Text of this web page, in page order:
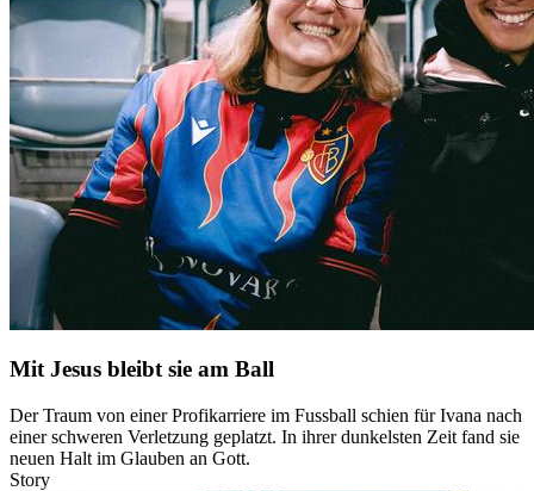
Mit Jesus bleibt sie am Ball
Der Traum von einer Profikarriere im Fussball schien für Ivana nach
einer schweren Verletzung geplatzt. In ihrer dunkelsten Zeit fand sie
neuen Halt im Glauben an Gott.
Story